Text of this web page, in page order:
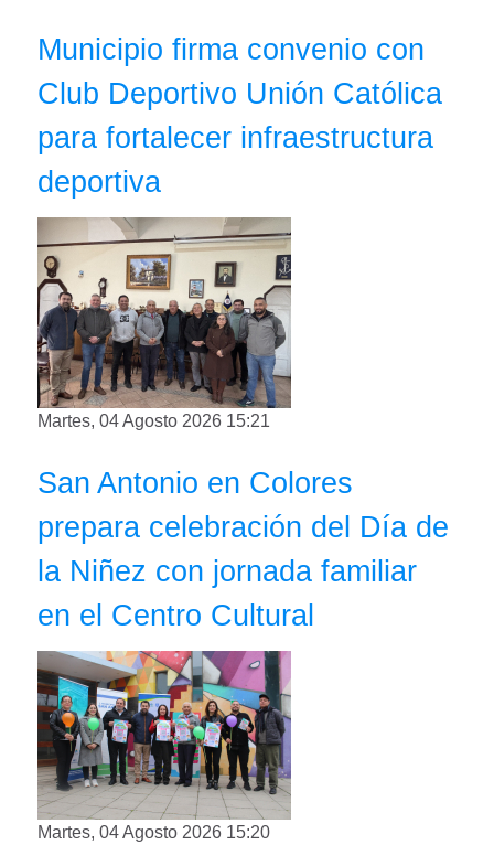
Municipio firma convenio con
Club Deportivo Unión Católica
para fortalecer infraestructura
deportiva
Martes, 04 Agosto 2026 15:21
San Antonio en Colores
prepara celebración del Día de
la Niñez con jornada familiar
en el Centro Cultural
Martes, 04 Agosto 2026 15:20